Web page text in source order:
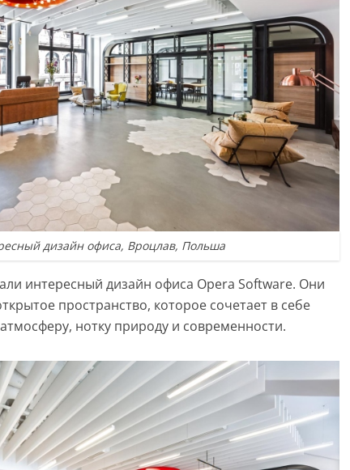
дизайн офиса, Вроцлав, Польша
интересный дизайн офиса Opera Software. Они
пространство, которое сочетает в себе
нотку природу и современности.